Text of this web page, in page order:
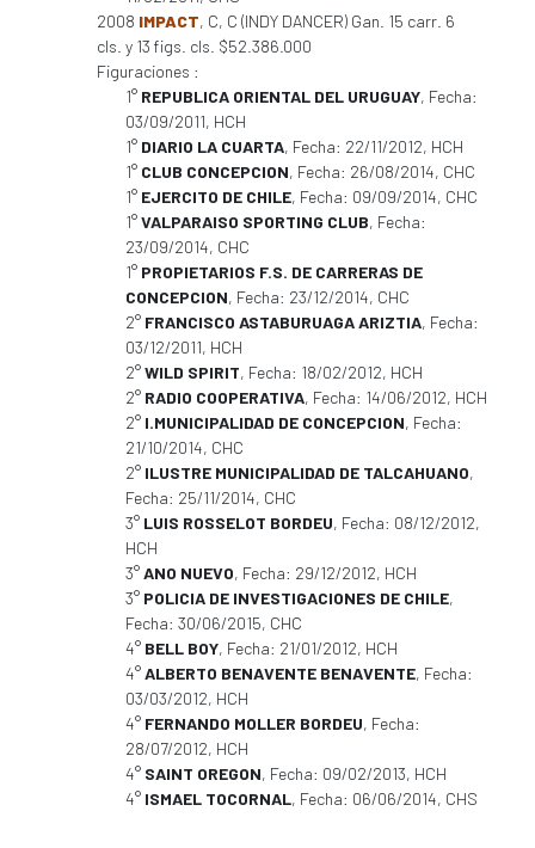
2008 IMPACT, C, C (INDY DANCER) Gan. 15 carr. 6
cls. y 13 figs. cls. $52.386.000
Figuraciones :
1° REPUBLICA ORIENTAL DEL URUGUAY, Fecha:
03/09/2011, HCH
1° DIARIO LA CUARTA, Fecha: 22/11/2012, HCH
1° CLUB CONCEPCION, Fecha: 26/08/2014, CHC
1° EJERCITO DE CHILE, Fecha: 09/09/2014, CHC
1°VALPARAISO SPORTING CLUB, Fecha:
23/09/2014, CHC
1° PROPIETARIOS F.S. DE CARRERAS DE
CONCEPCION, Fecha: 23/12/2014, CHC
2° FRANCISCO ASTABURUAGA ARIZTIA, Fecha:
03/12/2011, HCH
2°WILD SPIRIT, Fecha: 18/02/2012, HCH
2° RADIO COOPERATIVA, Fecha: 14/06/2012, HCH
2° I.MUNICIPALIDAD DE CONCEPCION, Fecha:
21/10/2014, CHC
2° ILUSTRE MUNICIPALIDAD DE TALCAHUANO,
Fecha: 25/11/2014, CHC
3° LUIS ROSSELOT BORDEU, Fecha: 08/12/2012,
HCH
3°ANO NUEVO, Fecha: 29/12/2012, HCH
3° POLICIA DE INVESTIGACIONES DE CHILE,
Fecha: 30/06/2015, CHC
4° BELL BOY, Fecha: 21/01/2012, HCH
4°ALBERTO BENAVENTE BENAVENTE, Fecha:
03/03/2012, HCH
4° FERNANDO MOLLER BORDEU, Fecha:
28/07/2012, HCH
4° SAINT OREGON, Fecha: 09/02/2013, HCH
4° ISMAEL TOCORNAL, Fecha: 06/06/2014, CHS